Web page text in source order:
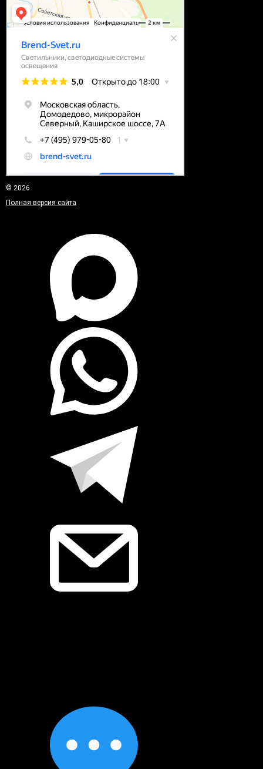
© 2026
Полная версия сайта